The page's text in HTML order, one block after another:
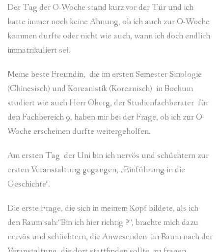
Der Tag der O-Woche stand kurz vor der Tür und ich
hatte immer noch keine Ahnung, ob ich auch zur O-Woche
kommen durfte oder nicht wie auch, wann ich doch endlich
immatrikuliert sei.
Meine beste Freundin, die im ersten Semester Sinologie
(Chinesisch) und Koreanistik (Koreanisch) in Bochum
studiert wie auch Herr Oberg, der Studienfachberater für
den Fachbereich 9, haben mir bei der Frage, ob ich zur O-
Woche erscheinen durfte weitergeholfen.
Am ersten Tag der Uni bin ich nervös und schüchtern zur
ersten Veranstaltung gegangen, „Einführung in die
Geschichte“.
Die erste Frage, die sich in meinem Kopf bildete, als ich
den Raum sah:“Bin ich hier richtig ?“, brachte mich dazu
nervös und schüchtern, die Anwesenden im Raum nach der